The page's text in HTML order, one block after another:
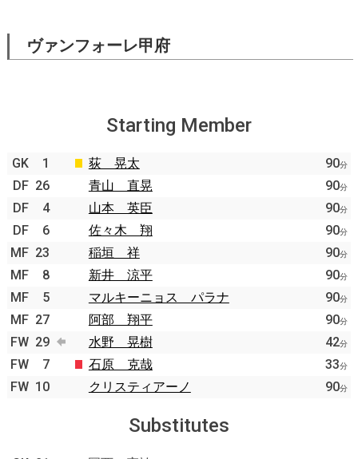
ヴァンフォーレ甲府
Starting Member
GK 1 荻 晃太 90分
DF 26 青山 直晃 90分
DF 4 山本 英臣 90分
DF 6 佐々木 翔 90分
MF 23 稲垣 祥 90分
MF 8 新井 涼平 90分
MF 5 マルキーニョス パラナ 90分
MF 27 阿部 翔平 90分
FW 29 水野 晃樹 42分
FW 7 石原 克哉 33分
FW 10 クリスティアーノ 90分
Substitutes